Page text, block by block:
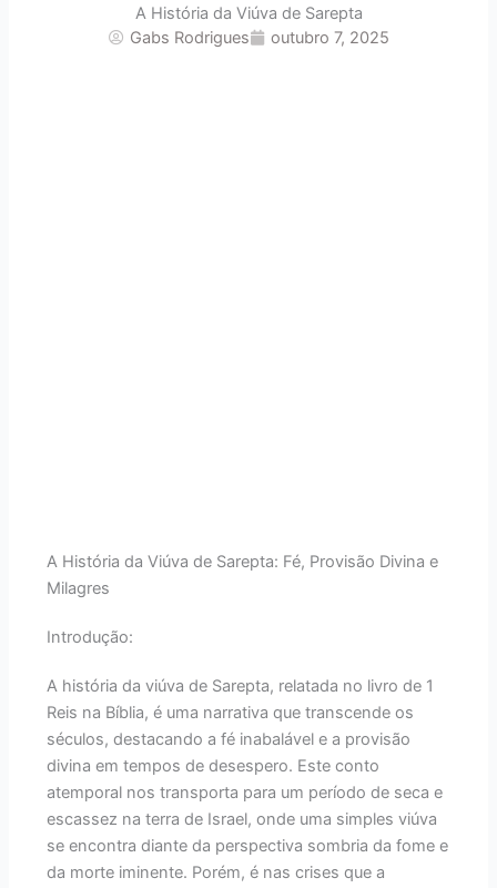
A História da Viúva de Sarepta
Gabs Rodrigues
outubro 7, 2025
A História da Viúva de Sarepta: Fé, Provisão Divina e
Milagres
Introdução:
A história da viúva de Sarepta, relatada no livro de 1
Reis na Bíblia, é uma narrativa que transcende os
séculos, destacando a fé inabalável e a provisão
divina em tempos de desespero. Este conto
atemporal nos transporta para um período de seca e
escassez na terra de Israel, onde uma simples viúva
se encontra diante da perspectiva sombria da fome e
da morte iminente. Porém, é nas crises que a